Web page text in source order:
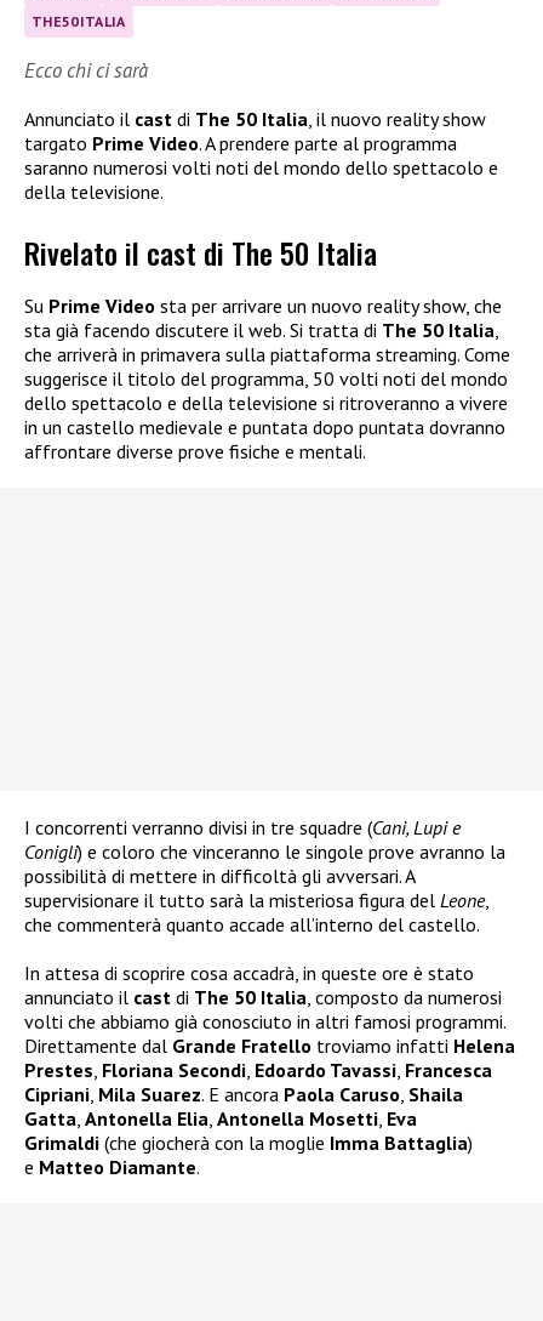
THE50ITALIA
Ecco chi ci sarà
Annunciato il cast di The 50 Italia , il nuovo reality show
targato Prime Video. A prendere parte al programma
saranno numerosi volti noti del mondo dello spettacolo e
della televisione.
Rivelato il cast di The 50 Italia
Su Prime Video sta per arrivare un nuovo reality show, che
sta già facendo discutere il web. Si tratta di The 50 Italia,
che arriverà in primavera sulla piattaforma streaming. Come
suggerisce il titolo del programma, 50 volti noti del mondo
dello spettacolo e della televisione si ritroveranno a vivere
in un castello medievale e puntata dopo puntata dovranno
affrontare diverse prove fisiche e mentali.
I concorrenti verranno divisi in tre squadre (Cani, Lupi e
Conigli) e coloro che vinceranno le singole prove avranno la
possibilità di mettere in difficoltà gli avversari. A
supervisionare il tutto sarà la misteriosa figura del Leone,
che commenterà quanto accade all’interno del castello.
In attesa di scoprire cosa accadrà, in queste ore è stato
annunciato il cast di The 50 Italia, composto da numerosi
volti che abbiamo già conosciuto in altri famosi programmi.
Direttamente dal Grande Fratello troviamo infatti Helena
Prestes, Floriana Secondi, Edoardo Tavassi, Francesca
Cipriani, Mila Suarez. E ancora Paola Caruso, Shaila
Gatta, Antonella Elia, Antonella Mosetti, Eva
Grimaldi (che giocherà con la moglie Imma Battaglia)
e Matteo Diamante.